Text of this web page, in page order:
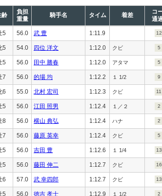
齢
負担
重量
騎手名 タイム 着差
コ
通
5 56.0 武 豊 1:11.9 12
5 54.0 四位 洋文 1:12.0 クビ 5
5 56.0 田中 勝春 1:12.0 アタマ 5
7 56.0 的場 均 1:12.2 １ 1/2 9
6 55.0 北村 宏司 1:12.3 クビ 11
5 56.0 江田 照男 1:12.4 １／２ 2
8 56.0 横山 典弘 1:12.4 ハナ 2
7 56.0 藤原 英幸 1:12.4 クビ 5
5 56.0 吉田 豊 1:12.6 １ 1/4 13
5 56.0 藤田 伸二 1:12.7 クビ 16
6 57.0 武 幸四郎 1:12.7 クビ 13
5 56.0 徳吉 孝士 1:12.9 １ 1/2 2